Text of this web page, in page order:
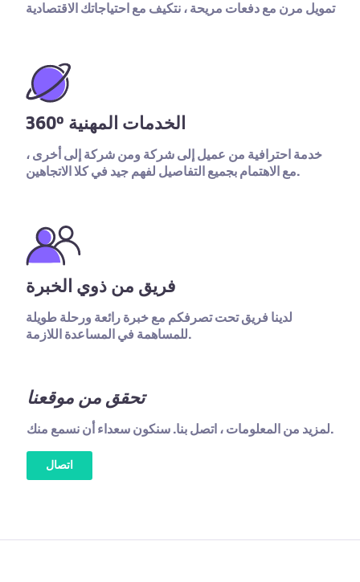
تمويل مرن مع دفعات مريحة ، نتكيف مع احتياجاتك الاقتصادية
360º الخدمات المهنية
خدمة احترافية من عميل إلى شركة ومن شركة إلى أخرى ،
مع الاهتمام بجميع التفاصيل لفهم جيد في كلا الاتجاهين.
فريق من ذوي الخبرة
لدينا فريق تحت تصرفكم مع خبرة رائعة ورحلة طويلة
للمساهمة في المساعدة اللازمة.
تحقق من موقعنا
لمزيد من المعلومات ، اتصل بنا. سنكون سعداء أن نسمع منك.
اتصال